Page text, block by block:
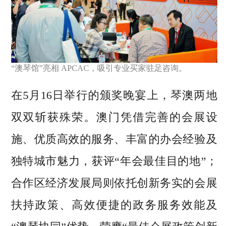
“澳琴馆”亮相 APCAC，吸引专业买家驻足咨询。
在5月16日举行的颁奖晚宴上，琴澳两地
双双斩获殊荣。澳门凭借完善的会展设
施、优质高效的服务、丰富的办会经验及
独特城市魅力，获评“年会最佳目的地”；
合作区经济发展局则依托创新务实的会展
扶持政策、高效便捷的政务服务效能及